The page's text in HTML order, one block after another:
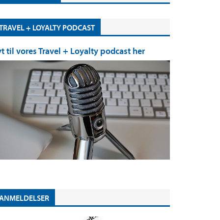
+ LOYALTY PODCAST
til vores Travel + Loyalty podcast her